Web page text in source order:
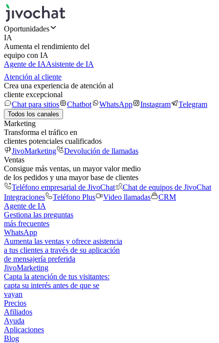
Oportunidades
IA
Aumenta el rendimiento del
equipo con IA
Agente de IAAsistente de IA
Atención al cliente
Crea una experiencia de atención al
cliente excepcional
Chat para sitios
Chatbot WhatsApp Instagram Telegram
Todos los canales
Marketing
Transforma el tráfico en
clientes potenciales cualificados
JivoMarketing
Devolución de llamadas
Ventas
Consigue más ventas, un mayor valor medio
de los pedidos y una mayor base de clientes
Teléfono empresarial de JivoChat
Chat de equipos de JivoChat
Integraciones
Teléfono Plus Video llamadas
CRM
Agente de IA
Gestiona las preguntas
más frecuentes
WhatsApp
Aumenta las ventas y ofrece asistencia
a tus clientes a través de su aplicación
de mensajería preferida
JivoMarketing
Capta la atención de tus visitantes:
capta su interés antes de que se
vayan
Precios
Afiliados
Ayuda
Aplicaciones
Blog